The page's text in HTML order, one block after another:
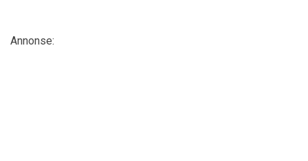
Annonse: